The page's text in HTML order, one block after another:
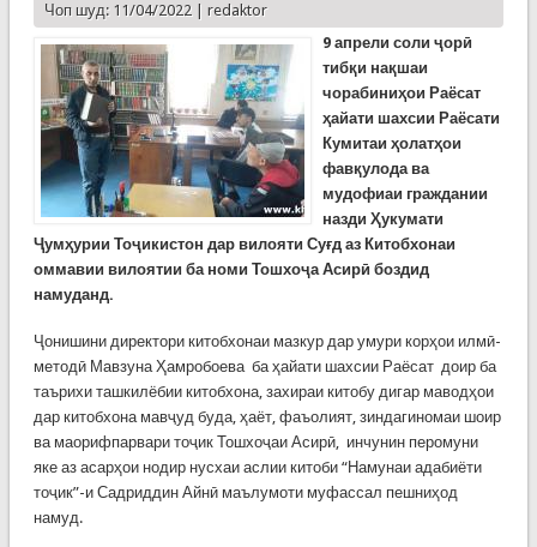
Чоп шуд: 11/04/2022 | redaktor
9 апрели соли ҷорӣ
тибқи нақшаи
чорабиниҳои Раёсат
ҳайати шахсии Раёсати
Кумитаи ҳолатҳои
фавқулода ва
мудофиаи граждании
назди Ҳукумати
Ҷумҳурии Тоҷикистон дар вилояти Суғд аз Китобхонаи
оммавии вилоятии ба номи Тошхоҷа Асирӣ боздид
намуданд.
Ҷонишини директори китобхонаи мазкур дар умури корҳои илмӣ-
методӣ Мавзуна Ҳамробоева ба ҳайати шахсии Раёсат доир ба
таърихи ташкилёбии китобхона, захираи китобу дигар маводҳои
дар китобхона мавҷуд буда, ҳаёт, фаъолият, зиндагиномаи шоир
ва маорифпарвари тоҷик Тошхоҷаи Асирӣ, инчунин перомуни
яке аз асарҳои нодир нусхаи аслии китоби “Намунаи адабиёти
тоҷик”-и Садриддин Айнӣ маълумоти муфассал пешниҳод
намуд.